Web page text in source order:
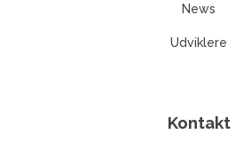
Kontakt
News
Udviklere